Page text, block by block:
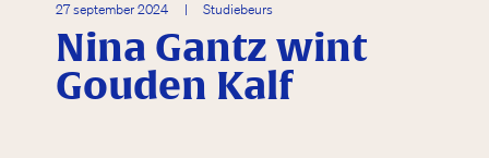
27 september 2024 | Studiebeurs
Nina Gantz wint
Gouden Kalf